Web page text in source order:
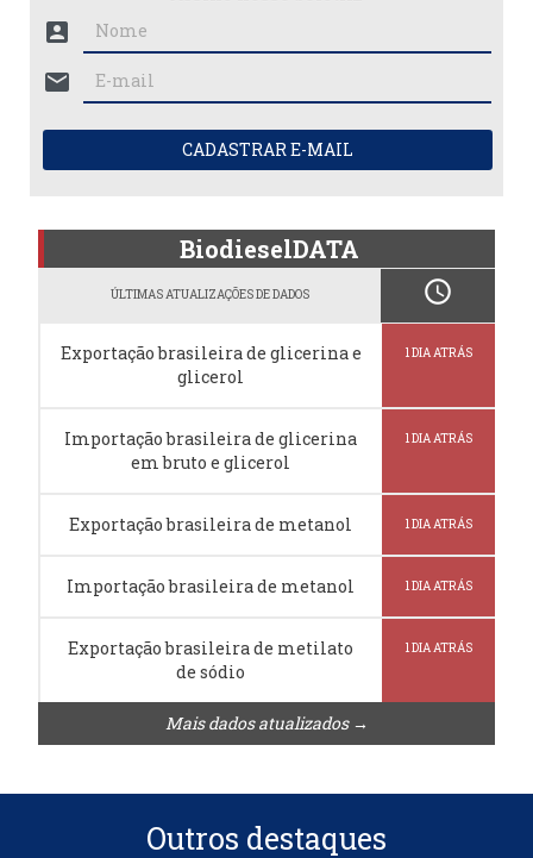
account_box
mail
CADASTRAR E-MAIL
BiodieselDATA
ÚLTIMAS ATUALIZAÇÕES DE DADOS schedule
Exportação brasileira de glicerina e
glicerol
1 DIA ATRÁS
Importação brasileira de glicerina
em bruto e glicerol
1 DIA ATRÁS
Exportação brasileira de metanol 1 DIA ATRÁS
Importação brasileira de metanol 1 DIA ATRÁS
Exportação brasileira de metilato
de sódio
1 DIA ATRÁS
Mais dados atualizados →
Outros destaques